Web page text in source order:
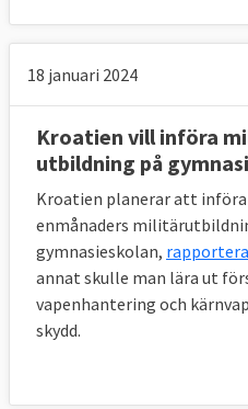
18 januari 2024
Kroatien vill införa
utbildning på
Kroatien planerar att
enmånaders
gymnasieskolan,
annat skulle man lära ut
vapenhantering och
skydd.